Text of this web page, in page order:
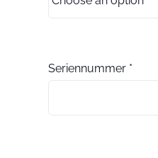
Seriennummer *